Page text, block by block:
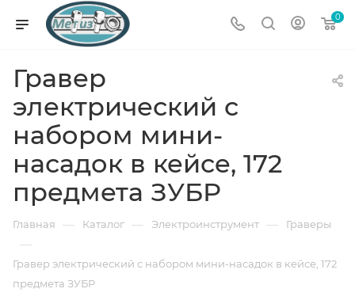
0
Гравер
электрический с
набором мини-
насадок в кейсе, 172
предмета ЗУБР
Главная — Каталог — Электроинструмент — Граверы
—
Гравер электрический с набором мини-насадок в кейсе, 172
предмета ЗУБР